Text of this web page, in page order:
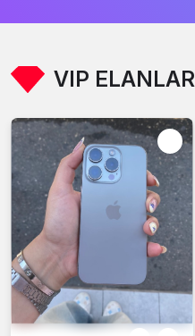
VIP ELANLAR